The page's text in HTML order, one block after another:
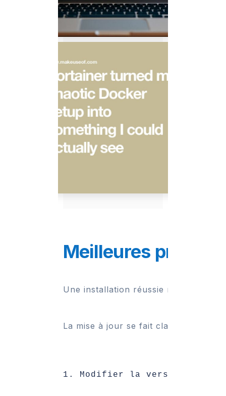
Meilleures
Une installation réussie ne suffit pas
La mise à jour se fait classiquement
Modifier la version dans le